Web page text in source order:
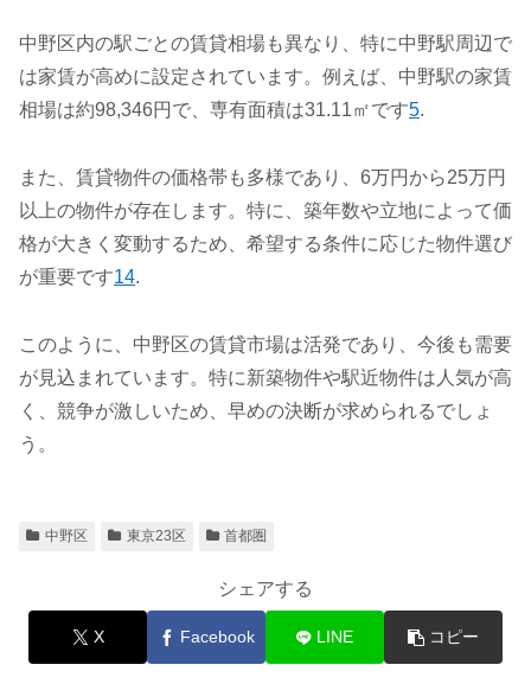
中野区内の駅ごとの賃貸相場も異なり、特に中野駅周辺で
は家賃が高めに設定されています。例えば、中野駅の家賃
相場は約98,346円で、専有面積は31.11㎡です5.
また、賃貸物件の価格帯も多様であり、6万円から25万円
以上の物件が存在します。特に、築年数や立地によって価
格が大きく変動するため、希望する条件に応じた物件選び
が重要です14.
このように、中野区の賃貸市場は活発であり、今後も需要
が見込まれています。特に新築物件や駅近物件は人気が高
く、競争が激しいため、早めの決断が求められるでしょ
う。
中野区 東京23区 首都圏
シェアする
X Facebook LINE コピー